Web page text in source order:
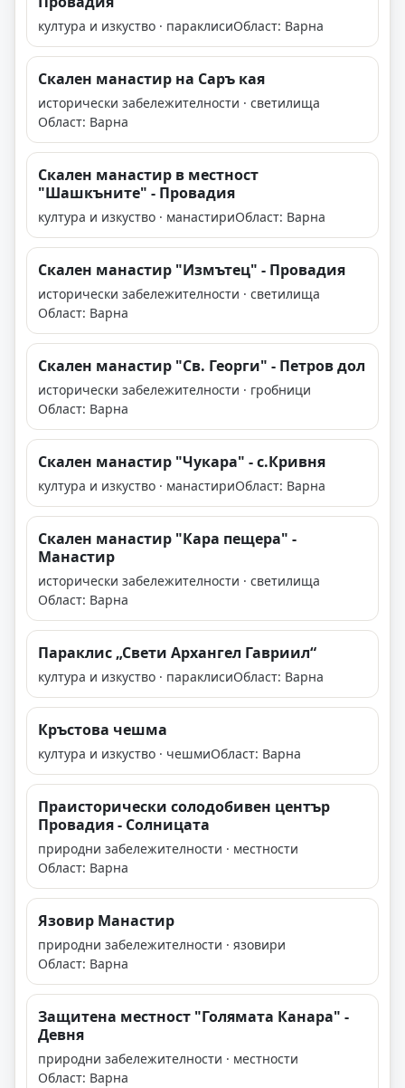
култура и изкуство · параклисиОбласт: Варна
Скален манастир на Саръ кая
исторически забележителности · светилища
Област: Варна
Скален манастир в местност
"Шашкъните" - Провадия
култура и изкуство · манастириОбласт: Варна
Скален манастир "Измътец" - Провадия
исторически забележителности · светилища
Област: Варна
Скален манастир "Св. Георги" - Петров дол
исторически забележителности · гробници
Област: Варна
Скален манастир "Чукара" - с.Кривня
култура и изкуство · манастириОбласт: Варна
Скален манастир "Кара пещера" -
Манастир
исторически забележителности · светилища
Област: Варна
Параклис „Свети Архангел Гавриил“
култура и изкуство · параклисиОбласт: Варна
Кръстова чешма
култура и изкуство · чешмиОбласт: Варна
Праисторически солодобивен център
Провадия - Солницата
природни забележителности · местности
Област: Варна
Язовир Манастир
природни забележителности · язовири
Област: Варна
Защитена местност "Голямата Канара" -
Девня
природни забележителности · местности
Област: Варна